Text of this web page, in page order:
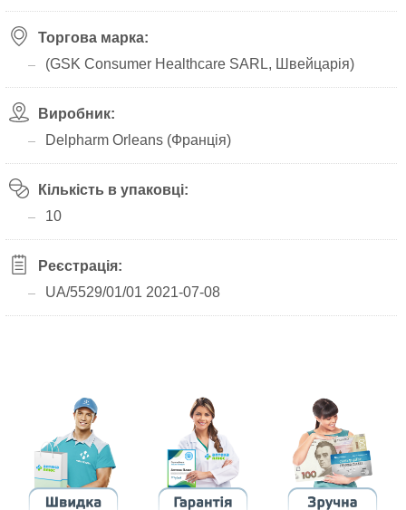
Торгова марка:
(GSK Consumer Healthcare SARL, Швейцарія)
Виробник:
Delpharm Orleans (Франція)
Кількість в упаковці:
10
Реєстрація:
UA/5529/01/01 2021-07-08